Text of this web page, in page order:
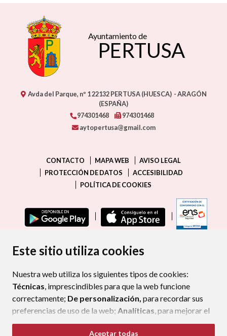
Este sitio utiliza cookies
Nuestra web utiliza los siguientes tipos de cookies:
Técnicas, imprescindibles para que la web funcione
correctamente; De personalización, para recordar sus
preferencias de uso de la web; Analíticas, para mejorar el
funcionamiento de la web y sus servicios.
Aceptar todas
Ayuntamiento de
PERTUSA
Avda del Parque, nº 122132 PERTUSA (HUESCA) - ARAGÓN
(ESPAÑA)
974301468
974301468
aytopertusa@gmail.com
CONTACTO MAPA WEB
AVISO LEGAL
PROTECCIÓN DE DATOS
ACCESIBILIDAD
POLÍTICA DE COOKIES